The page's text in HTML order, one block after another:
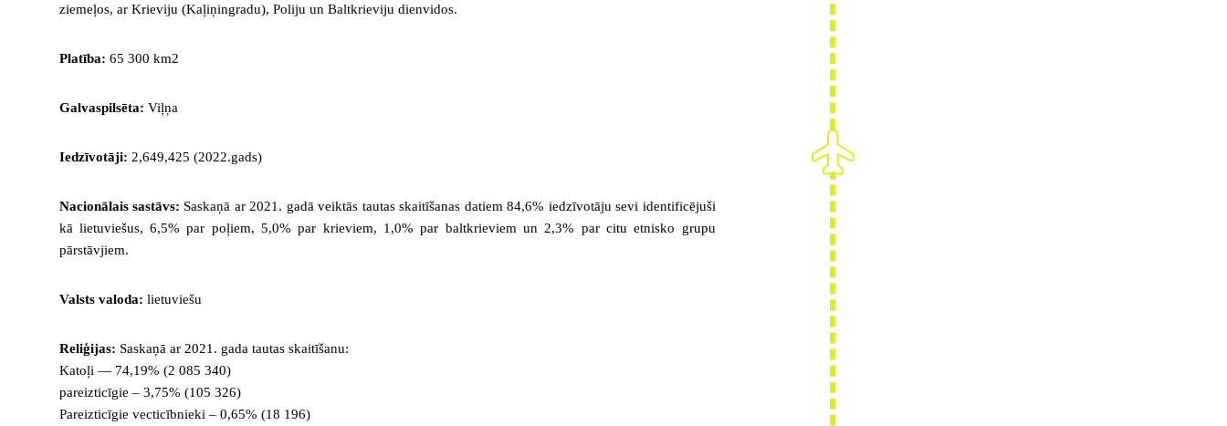
ziemeļos, ar Krieviju (Kaļiņingradu), Poliju un Baltkrieviju dienvidos.
Platība: 65 300 km2
Galvaspilsēta: Viļņa
Iedzīvotāji: 2,649,425 (2022.gads)
Nacionālais sastāvs: Saskaņā ar 2021. gadā veiktās tautas skaitīšanas datiem 84,6% iedzīvotāju sevi identificējuši
kā lietuviešus, 6,5% par poļiem, 5,0% par krieviem, 1,0% par baltkrieviem un 2,3% par citu etnisko grupu
pārstāvjiem.
Valsts valoda: lietuviešu
Reliģijas: Saskaņā ar 2021. gada tautas skaitīšanu:
Katoļi — 74,19% (2 085 340)
pareizticīgie – 3,75% (105 326)
Pareizticīgie vecticībnieki – 0,65% (18 196)